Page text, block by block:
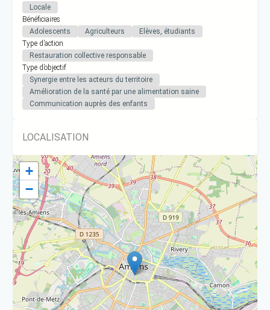
Locale
Bénéficiaires
Adolescents
Agriculteurs
Elèves, étudiants
Type d’action
Restauration collective responsable
Type d’objectif
Synergie entre les acteurs du territoire
Amélioration de la santé par une alimentation saine
Communication auprès des enfants
LOCALISATION
+
−